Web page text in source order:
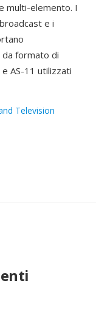
multi-elemento. I
e i
da formato di
AS-11 utilizzati
Television